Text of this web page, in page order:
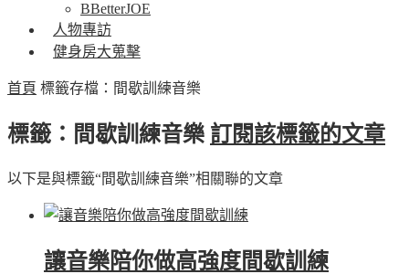
BBetterJOE
人物專訪
健身房大蒐擊
首頁 標籤存檔：間歇訓練音樂
標籤：間歇訓練音樂 訂閱該標籤的文章
以下是與標籤“間歇訓練音樂”相關聯的文章
讓音樂陪你做高強度間歇訓練